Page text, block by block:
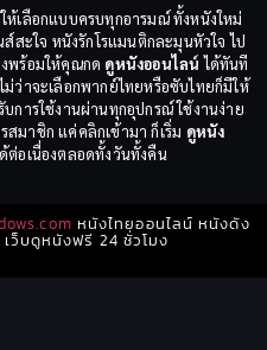
ห้เลือกแบบครบทุกอารมณ์ ทั้งหนังใหม่
ะใจ หนังรักโรแมนติกละมุนหัวใจ ไป
พร้อมให้คุณกด ดูหนังออนไลน์ ได้ทันที
ม่ว่าจะเลือกพากย์ไทยหรือซับไทยก็มีให้
การใช้งานผ่านทุกอุปกรณ์ ใช้งานง่าย
สมาชิก แค่คลิกเข้ามา ก็เริ่ม ดูหนัง
ต่อเนื่องตลอดทั้งวันทั้งคืน
หนังไทยออนไลน์ หนังดัง
บดูหนังฟรี 24 ชั่วโมง